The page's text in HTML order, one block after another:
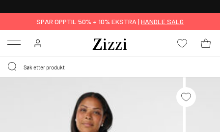
SPAR OPPTIL 50% + 10% EKSTRA | HANDLE SALG
Menu